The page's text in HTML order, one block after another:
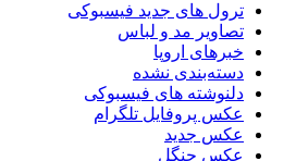
ترول های جدید فیسبوکی
تصاویر مد و لباس
خبرهای اروپا
دسته‌بندی نشده
دلنوشته های فیسبوکی
عکس پروفایل تلگرام
عکس جدید
عکس جنگل